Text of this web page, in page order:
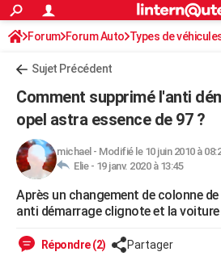
ACTUALITÉS
Politique
Société
Faits Divers
Education
Monde
Villes
+
Programme TV
Streaming
Sorties cinéma
Musique
FINANCE
Retraite
Impôts
Epargne
Immobilier
Risques naturels par ville
Banque
Assurance
Crédit
AUTO
Essais
Réserver un essai
Citadines
Berlines
SUV
Forum auto
HIGH-TECH
Mobiles
Meilleur smartphone
Internet
Ordinateurs
Jeux vidéo
Guide high-tech
+BRICOLAGE
Forum
Aménagement intérieur
Extérieur
Cuisine
Salle de bains
Jardinage
Rangement
WEEK-END
S'inscrire
Connexion
Forum Forum Auto Types de
Sujet Précédent
Comment supprimé l'anti
opel astra essence de 97 ?
michael - Modifié le 10 juin 2010 à
Elie - 19 janv. 2020 à 13:45
Après un changement de colonne
anti démarrage clignote et la voiture
Répondre (2) Partager